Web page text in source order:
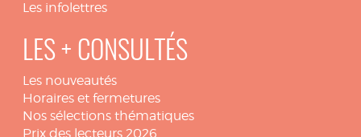
Les infolettres
LES + CONSULTÉS
Les nouveautés
Horaires et fermetures
Nos sélections thématiques
Prix des lecteurs 2026